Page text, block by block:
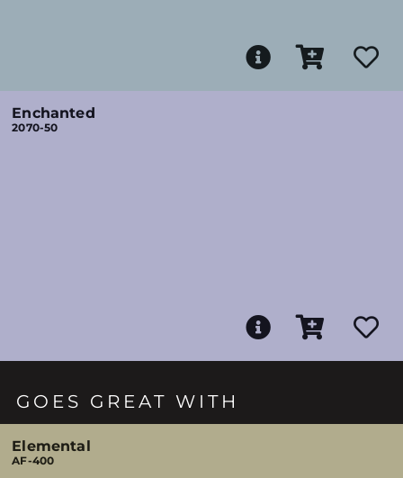
Enchanted
2070-50
GOES GREAT WITH
Elemental
AF-400